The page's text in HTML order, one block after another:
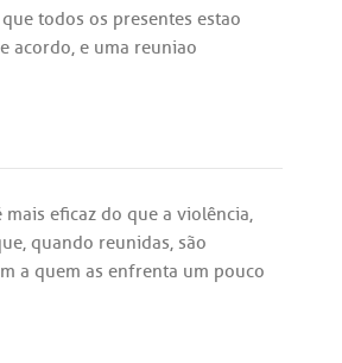
que todos os presentes estao
acordo, e uma reuniao
mais eficaz do que a violência,
, quando reunidas, são
a quem as enfrenta um pouco